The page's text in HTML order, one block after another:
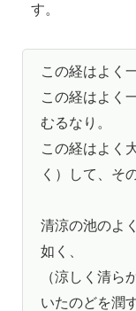
す。
この経はよく
この経はよく
むるなり。
この経はよく
く）して、そ
清涼の池のよ
如く、
（涼しく清ら
いたのどを潤